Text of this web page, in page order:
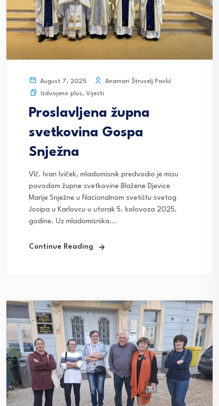
August 7, 2025
Anamari Štrucelj Pavlić
Izdvojeno plus, Vijesti
Proslavljena župna
svetkovina Gospa
Snježna
Vlč. Ivan Iviček, mladomisnik predvodio je misu
povodom župne svetkovine Blažene Djevice
Marije Snježne u Nacionalnom svetištu svetog
Josipa u Karlovcu u utorak 5. kolovoza 2025.
godine. Uz mladomisnika...
Continue Reading